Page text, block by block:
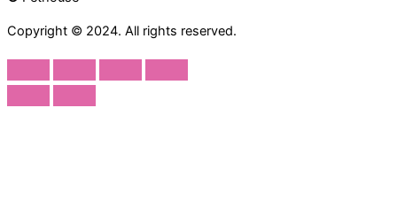
Copyright © 2024. All rights reserved.